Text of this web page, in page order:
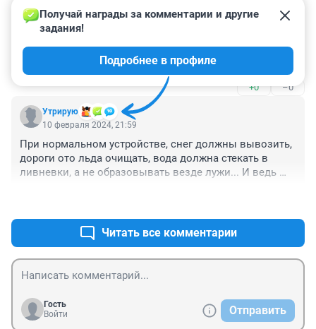
ЖЭУ 35 квартплату подняло в декабре на 20
процентов, а потом ещё в январе на 25! В итоге по
процентов!!! И никакой активности этой структуры в
том районе сегодня замечено не было, чтоб это
безобразие как то убрать. Вот пойдут люди в
понедельник на работу по этой дороге к метро( а там
море народа ходит со всех жилмассивов), вот они
материть мэрию будут! А в ЖЭУ выходные по
расписанию, хоть потоп.
–0
Гость
Потекло хофно по улочкам))
+0 –0
Утрирую
Получай награды за комментарии и другие
задания!
Подробнее в профиле
10 февраля 2024, 21:59
При нормальном устройстве, снег должны вывозить,
дороги ото льда очищать, вода должна стекать в
ливневки, а не образовывать везде лужи... И ведь
Читать все комментарии
Гость
Войти
Отправить